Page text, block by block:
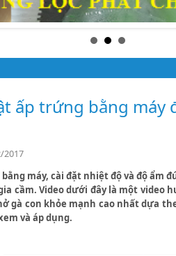
ấp trứng bằng máy
2017
máy, cài đặt nhiệt độ và độ
cầm. Video dưới đây là một
gà con khỏe mạnh cao nhất dựa
và áp dụng.